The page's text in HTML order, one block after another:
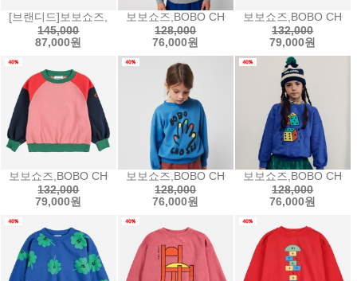
[브랜디드]보보쇼즈,BOBO CHOSES Bobo Choses color block
145,000
87,000원
보보쇼즈,BOBO CHOSES Doggy Mate
128,000
76,000원
보보쇼즈,BOBO
132,000
79,000원
보보쇼즈,BOBO CHOSES Tic Tac Toe color block sweatshirt스웨트
132,000
79,000원
보보쇼즈,BOBO CHOSES High Five
128,000
76,000원
보보쇼즈,BOBO
128,000
76,000원